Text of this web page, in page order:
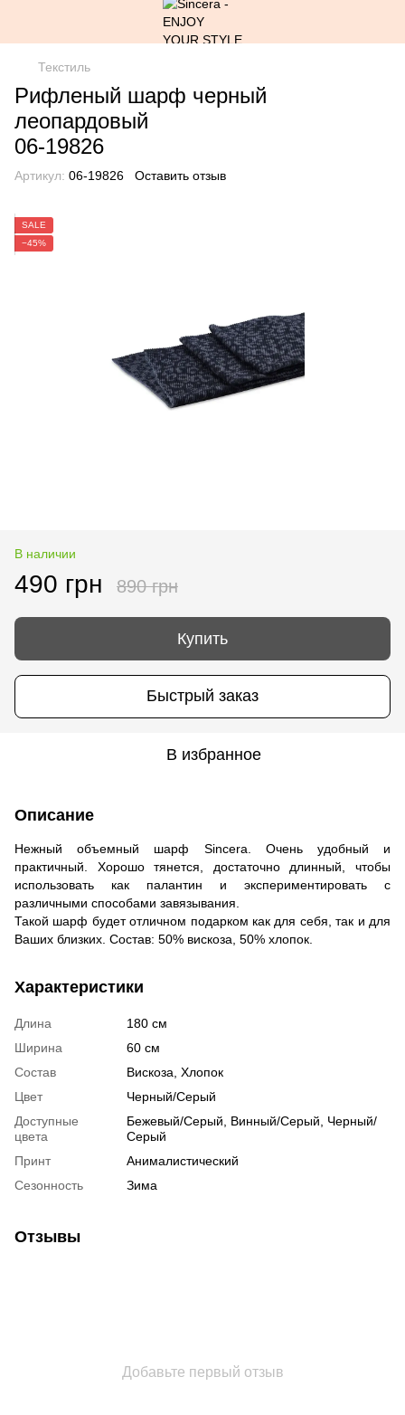
Текстиль
Рифленый шарф черный
леопардовый
06-19826
Артикул: 06-19826 Оставить отзыв
SALE
−45%
В наличии
490 грн 890 грн
Купить
Быстрый заказ
В избранное
Описание
Нежный объемный шарф Sincera. Очень удобный и
практичный. Хорошо тянется, достаточно длинный, чтобы
использовать как палантин и экспериментировать с
различными способами завязывания.
Такой шарф будет отличном подарком как для себя, так и для
Ваших близких. Состав: 50% вискоза, 50% хлопок.
Характеристики
Длина
180 см
Ширина
60 см
Состав
Вискоза, Хлопок
Цвет
Черный/Серый
Доступные
цвета
Бежевый/Серый, Винный/Серый, Черный/
Серый
Принт
Анималистический
Сезонность
Зима
Отзывы
Добавьте первый отзыв